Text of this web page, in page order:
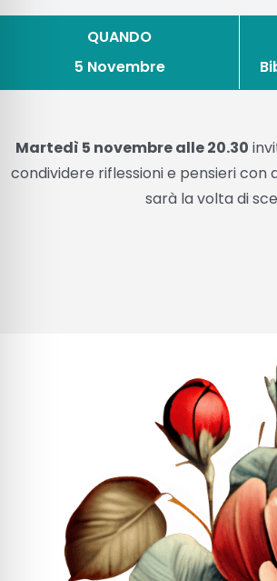
QUANDO
5 Novembre
Martedì 5 novembre alle 20.30
condividere riflessioni e pensieri con
sarà la volta di